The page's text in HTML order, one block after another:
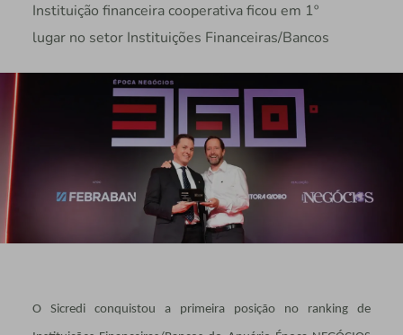
Instituição financeira cooperativa ficou em 1º
lugar no setor Instituições Financeiras/Bancos
O Sicredi conquistou a primeira posição no ranking de